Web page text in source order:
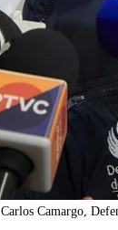
Carlos Camargo,